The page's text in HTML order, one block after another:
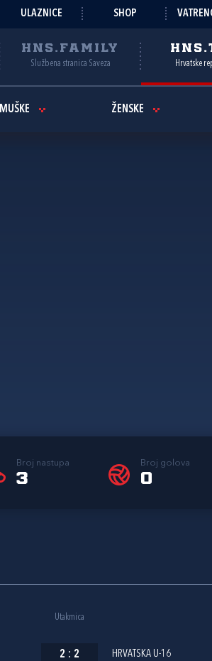
ULAZNICE SHOP
HNS.FAMILY
Službena stranica Saveza Hrvatske
MUŠKE ŽENSKE
Broj nastupa
3
Broj golova
0
Utakmica
2 : 2 HRVATSKA U-16